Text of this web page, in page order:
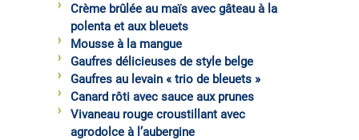
Crème brûlée au maïs avec gâteau à la
polenta et aux bleuets
Mousse à la mangue
Gaufres délicieuses de style belge
Gaufres au levain « trio de bleuets »
Canard rôti avec sauce aux prunes
Vivaneau rouge croustillant avec
agrodolce à l’aubergine